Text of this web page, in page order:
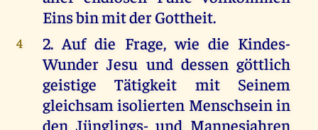
Eins bin mit der Gottheit.
4
2. Auf die Frage, wie die Kindes-
Wunder Jesu und dessen göttlich
geistige Tätigkeit mit Seinem
gleichsam isolierten Menschsein in
den Jünglings- und Mannesjahren